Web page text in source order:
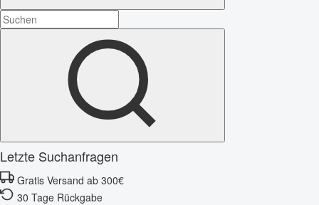
Letzte Suchanfragen
Gratis Versand ab 300€
30 Tage Rückgabe